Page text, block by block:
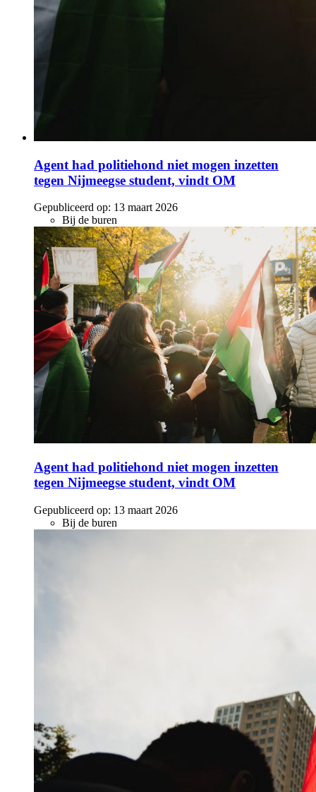
Agent had politiehond niet mogen inzetten
tegen Nijmeegse student, vindt OM
Gepubliceerd op: 13 maart 2026
Bij de buren
Agent had politiehond niet mogen inzetten
tegen Nijmeegse student, vindt OM
Gepubliceerd op: 13 maart 2026
Bij de buren